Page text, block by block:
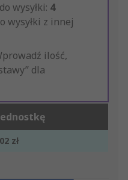
wysyłki: 4
wysyłki z innej
ilość,
dla
zł